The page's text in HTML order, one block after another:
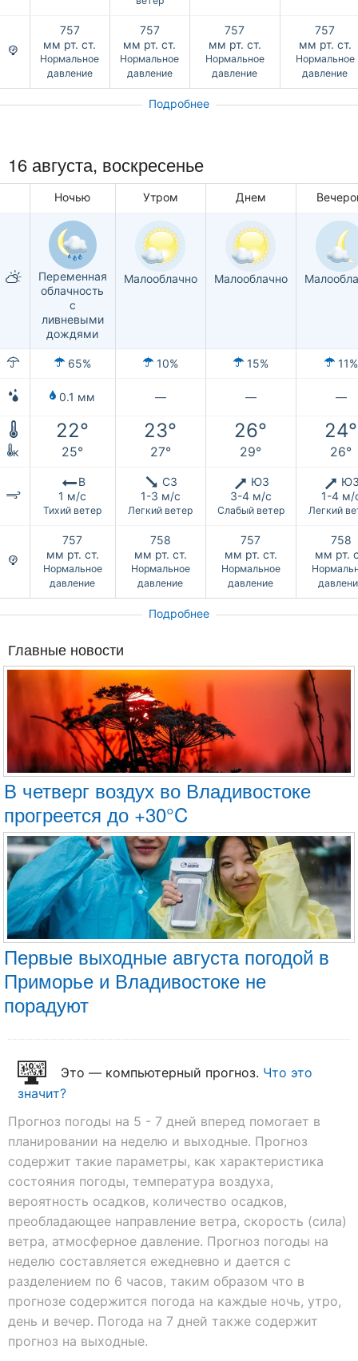
757
мм рт. ст.
Нормальное
давление
757
мм рт. ст.
Нормальное
давление
757
мм рт. ст.
Нормальное
давление
757
мм рт. ст.
Нормальное
давление
Подробнее
16 августа, воскресенье
Ночью Утром Днем
Переменная
облачность
с
ливневыми
дождями
Малооблачно Малооблачно
65% 10% 15% 11%
0.1 мм — — —
22° 23° 26° 24°
к 25° 27° 29° 26°
В
1 м/с
Тихий ветер
СЗ
1-3 м/с
Легкий ветер
ЮЗ
3-4 м/с
Слабый ветер
1-4 м/
Легкий
757
мм рт. ст.
Нормальное
давление
758
мм рт. ст.
Нормальное
давление
757
мм рт. ст.
Нормальное
давление
758
мм рт.
Подробнее
Главные новости
В четверг воздух во Владивостоке
прогреется до +30°C
Первые выходные августа погодой в
Приморье и Владивостоке не
порадуют
Это — компьютерный прогноз. Что это
значит?
Прогноз погоды на 5 - 7 дней вперед помогает в
планировании на неделю и выходные. Прогноз
содержит такие параметры, как характеристика
состояния погоды, температура воздуха,
вероятность осадков, количество осадков,
преобладающее направление ветра, скорость (сила)
ветра, атмосферное давление. Прогноз погоды на
неделю составляется ежедневно и дается с
разделением по 6 часов, таким образом что в
прогнозе содержится погода на каждые ночь, утро,
день и вечер. Погода на 7 дней также содержит
прогноз на выходные.